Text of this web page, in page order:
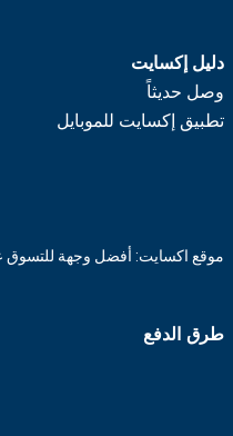
دليل إكسايت
وصل حديثاً
تطبيق إكسايت للموبايل
موقع اكسايت: أفضل وجهة للتسوق
طرق الدفع